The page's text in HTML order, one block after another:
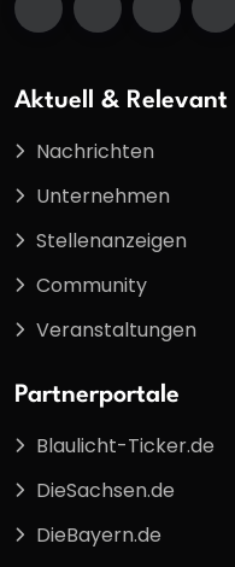
Aktuell & Relevant
Nachrichten
Unternehmen
Stellenanzeigen
Community
Veranstaltungen
Partnerportale
Blaulicht-Ticker.de
DieSachsen.de
DieBayern.de